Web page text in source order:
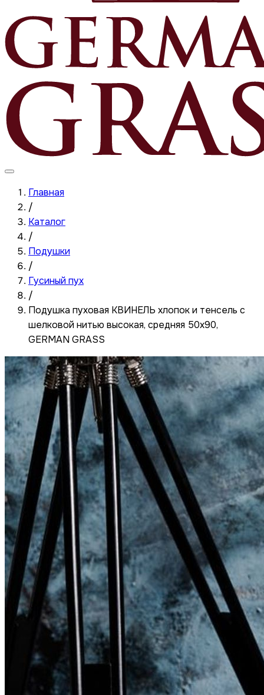
Главная
/
Каталог
/
Подушки
/
Гусиный пух
/
Подушка пуховая КВИНЕЛЬ хлопок и тенсель с
шелковой нитью высокая, средняя 50x90,
GERMAN GRASS